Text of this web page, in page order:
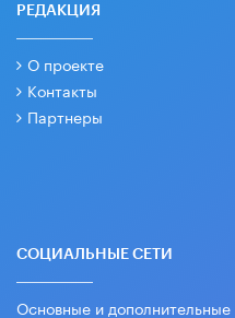
РЕДАКЦИЯ
О проекте
Контакты
Партнеры
СОЦИАЛЬНЫЕ СЕТИ
Основные и